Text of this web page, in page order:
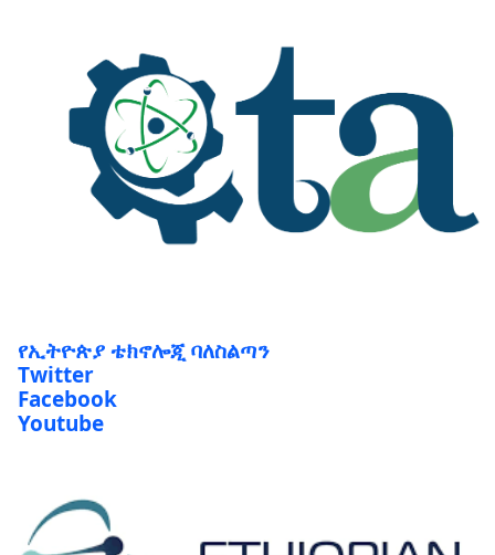
የኢትዮጵያ ቴክኖሎጂ ባለስልጣን
Twitter
Facebook
Youtube